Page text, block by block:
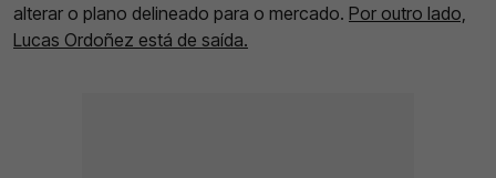
alterar o plano delineado para o mercado. Por outro lado,
Lucas Ordoñez está de saída.